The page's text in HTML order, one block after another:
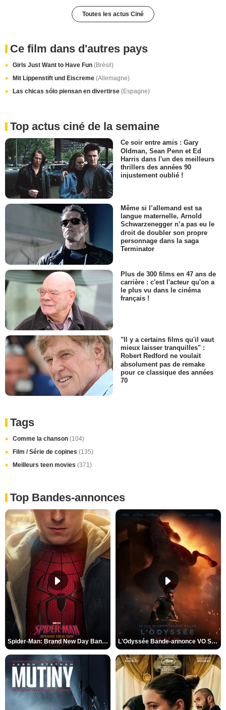
Toutes les actus Ciné
Ce film dans d'autres pays
Girls Just Want to Have Fun (Brésil)
Mit Lippenstift und Eiscreme (Allemagne)
Las chicas sólo piensan en divertirse (Espagne)
Top actus ciné de la semaine
Ce soir entre amis : Gary
Oldman, Sean Penn et Ed
Harris dans l'un des meilleurs
thrillers des années 90
injustement oublié !
Même si l’allemand est sa
langue maternelle, Arnold
Schwarzenegger n’a pas eu le
droit de doubler son propre
personnage dans la saga
Terminator
Plus de 300 films en 47 ans de
carrière : c'est l'acteur qu'on a
le plus vu dans le cinéma
français !
"Il y a certains films qu'il vaut
mieux laisser tranquilles" :
Robert Redford ne voulait
absolument pas de remake
pour ce classique des années
70
Tags
Comme la chanson (104)
Film / Série de copines (135)
Meilleurs teen movies (371)
Top Bandes-annonces
Spider-Man: Brand New Day Bande-annonce VO STFR L'Odyssée Bande-annonce VO STFR